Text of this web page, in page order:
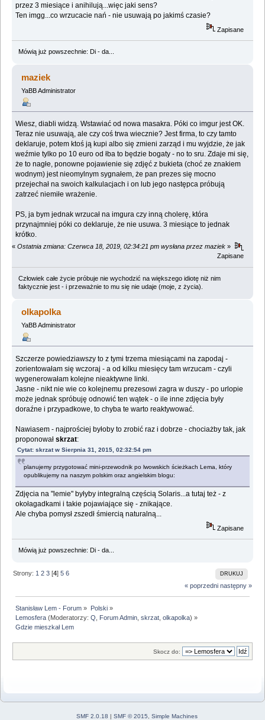
przez 3 miesiące i anihilują...więc jaki sens?
Ten imgg...co wrzucacie nań - nie usuwają po jakimś czasie?
Zapisane
Mówią już powszechnie: Di - da...
maziek
YaBB Administrator
Wiesz, diabli widzą. Wstawiać od nowa masakra. Póki co imgur jest OK.
Teraz nie usuwają, ale czy coś trwa wiecznie? Jest firma, to czy tamto
deklaruje, potem ktoś ją kupi albo się zmieni zarząd i mu wyjdzie, że jak
weźmie tylko po 10 euro od łba to będzie bogaty - no to sru. Zdaje mi się,
że to nagłe, ponowne pojawienie się zdjęć z bukieta (choć ze znakiem
wodnym) jest nieomylnym sygnałem, że pan prezes się mocno
przejechał na swoich kalkulacjach i on lub jego następca próbują
zatrzeć niemiłe wrażenie.
PS, ja bym jednak wrzucał na imgura czy inną cholerę, która
przynajmniej póki co deklaruje, że nie usuwa. 3 miesiące to jednak
krótko.
« Ostatnia zmiana: Czerwca 18, 2019, 02:34:21 pm wysłana przez maziek »
Zapisane
Człowiek całe życie próbuje nie wychodzić na większego idiotę niż nim
faktycznie jest - i przeważnie to mu się nie udaje (moje, z życia).
olkapolka
YaBB Administrator
Szczerze powiedziawszy to z tymi trzema miesiącami na zapodaj -
zorientowałam się wczoraj - a od kilku miesięcy tam wrzucam - czyli
wygenerowałam kolejne nieaktywne linki.
Jasne - nikt nie wie co kolejnemu prezesowi zagra w duszy - po urlopie
może jednak spróbuję odnowić ten wątek - o ile inne zdjęcia były
doraźne i przypadkowe, to chyba te warto reaktywować.
Nawiasem - najprościej byłoby to zrobić raz i dobrze - chociażby tak, jak
proponowałskrzat:
Cytat: skrzat w Sierpnia 31, 2015, 02:32:54 pm
planujemy przygotować mini-przewodnik po lwowskich ścieżkach Lema, który
opublikujemy na naszym polskim oraz angielskim blogu:
Zdjęcia na "lemie" byłyby integralną częścią Solaris...a tutaj też - z
okołagadkami i takie pojawiające się - znikające.
Ale chyba pomysł zszedł śmiercią naturalną...
Zapisane
Mówią już powszechnie: Di - da...
DRUKUJ
Strony: 1 2 3 [4]5 6
« poprzedni następny »
Stanisław Lem - Forum » Polski»
Lemosfera (Moderatorzy:Q Forum Admin ,skrzat ,olkapolka) »
Gdzie mieszkał Lem
Skocz do:
SMF 2.0.18 | SMF © 2015 Simple Machines